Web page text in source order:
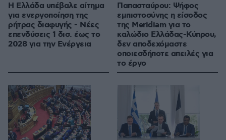
Η Ελλάδα υπέβαλε αίτημα
για ενεργοποίηση της
ρήτρας διαφυγής - Νέες
επενδύσεις 1 δισ. έως το
2028 για την Ενέργεια
Παπασταύρου: Ψήφος
εμπιστοσύνης η είσοδος
της Meridiam για το
καλώδιο Ελλάδας-Κύπρου,
δεν αποδεχόμαστε
οποιεσδήποτε απειλές για
το έργο